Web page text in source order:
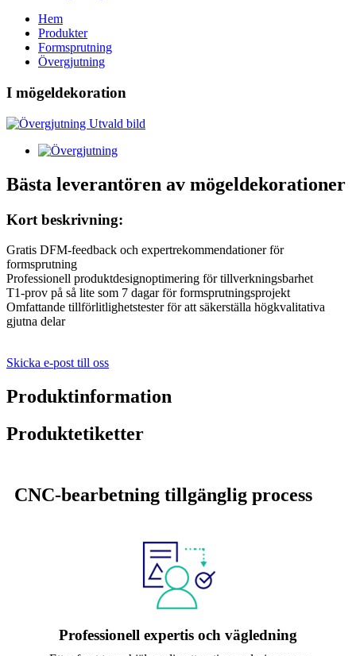
Hem
Produkter
Formsprutning
Övergjutning
I mögeldekoration
Bästa leverantören av mögeldekorationer
Kort beskrivning:
Gratis DFM-feedback och expertrekommendationer för
formsprutning
Professionell produktdesignoptimering för tillverkningsbarhet
T1-prov på så lite som 7 dagar för formsprutningsprojekt
Omfattande tillförlitlighetstester för att säkerställa högkvalitativa
gjutna delar
Skicka e-post till oss
Produktinformation
Produktetiketter
CNC-bearbetning tillgänglig process
Professionell expertis och vägledning